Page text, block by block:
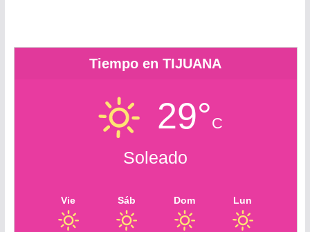
Tiempo en TIJUANA
29°C
Soleado
Vie Sáb Dom Lun